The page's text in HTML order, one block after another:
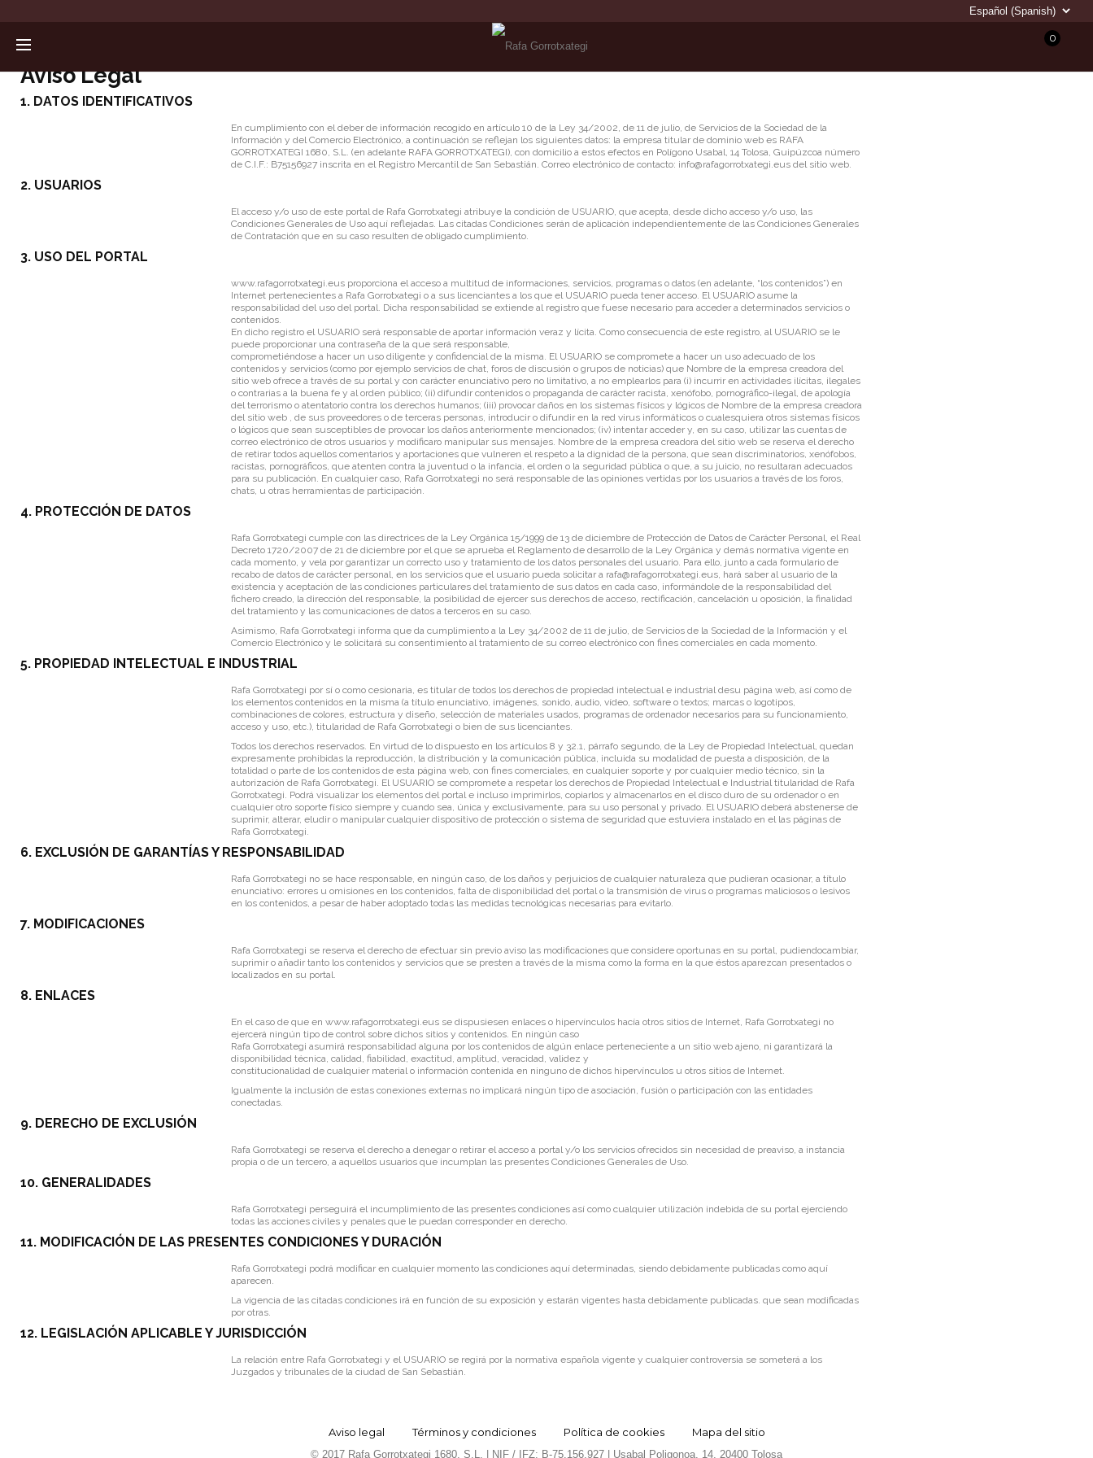
0
Aviso Legal
1. DATOS IDENTIFICATIVOS
En cumplimiento con el deber de información recogido en artículo 10 de la Ley 34/2002, de 11 de julio, de Servicios de la Sociedad de la
Información y del Comercio Electrónico, a continuación se reflejan los siguientes datos: la empresa titular de dominio web es RAFA
GORROTXATEGI 1680, S.L. (en adelante RAFA GORROTXATEGI), con domicilio a estos efectos en Polígono Usabal, 14 Tolosa, Guipúzcoa número
de C.I.F.: B75156927 inscrita en el Registro Mercantil de San Sebastián. Correo electrónico de contacto: info@rafagorrotxategi.eusdel sitio web.
2. USUARIOS
El acceso y/o uso de este portal de Rafa Gorrotxategi atribuye la condición de USUARIO, que acepta, desde dicho acceso y/o uso, las
Condiciones Generales de Uso aquí reflejadas. Las citadas Condiciones serán de aplicación independientemente de las Condiciones Generales
de Contratación que en su caso resulten de obligado cumplimiento.
3. USO DEL PORTAL
www.rafagorrotxategi.eusproporciona el acceso a multitud de informaciones, servicios, programas o datos (en adelante, “los contenidos”) en
Internet pertenecientes a Rafa Gorrotxategi o a sus licenciantes a los que el USUARIO pueda tener acceso. El USUARIO asume la
responsabilidad del uso del portal. Dicha responsabilidad se extiende al registro que fuese necesario para acceder a determinados servicios o
contenidos.
En dicho registro el USUARIO será responsable de aportar información veraz y lícita. Como consecuencia de este registro, al USUARIO se le
puede proporcionar una contraseña de la que será responsable,
comprometiéndose a hacer un uso diligente y confidencial de la misma. El USUARIO se compromete a hacer un uso adecuado de los
contenidos y servicios (como por ejemplo servicios de chat, foros de discusión o grupos de noticias) que Nombre de la empresa creadora del
sitio web ofrece a través de su portal y con carácter enunciativo pero no limitativo, a no emplearlos para (i) incurrir en actividades ilícitas, ilegales
o contrarias a la buena fe y al orden público; (ii) difundir contenidos o propaganda de carácter racista, xenófobo, pornográfico-ilegal, de apología
del terrorismo o atentatorio contra los derechos humanos; (iii) provocar daños en los sistemas físicos y lógicos de Nombre de la empresa creadora
del sitio web , de sus proveedores o de terceras personas, introducir o difundir en la red virus informáticos o cualesquiera otros sistemas físicos
o lógicos que sean susceptibles de provocar los daños anteriormente mencionados; (iv) intentar acceder y, en su caso, utilizar las cuentas de
correo electrónico de otros usuarios y modificaro manipular sus mensajes. Nombre de la empresa creadora del sitio web se reserva el derecho
de retirar todos aquellos comentarios y aportaciones que vulneren el respeto a la dignidad de la persona, que sean discriminatorios, xenófobos,
racistas, pornográficos, que atenten contra la juventud o la infancia, el orden o la seguridad pública o que, a su juicio, no resultaran adecuados
para su publicación. En cualquier caso, Rafa Gorrotxategi no será responsable de las opiniones vertidas por los usuarios a través de los foros,
chats, u otras herramientas de participación.
4. PROTECCIÓN DE DATOS
Rafa Gorrotxategi cumple con las directrices de la Ley Orgánica 15/1999 de 13 de diciembre de Protección de Datos de Carácter Personal, el Real
Decreto 1720/2007 de 21 de diciembre por el que se aprueba el Reglamento de desarrollo de la Ley Orgánica y demás normativa vigente en
cada momento, y vela por garantizar un correcto uso y tratamiento de los datos personales del usuario. Para ello, junto a cada formulario de
recabo de datos de carácter personal, en los servicios que el usuario pueda solicitar a rafa@rafagorrotxategi.eus, hará saber al usuario de la
existencia y aceptación de las condiciones particulares del tratamiento de sus datos en cada caso, informándole de la responsabilidad del
fichero creado, la dirección del responsable, la posibilidad de ejercer sus derechos de acceso, rectificación, cancelación u oposición, la finalidad
del tratamiento y las comunicaciones de datos a terceros en su caso.
Asimismo, Rafa Gorrotxategi informa que da cumplimiento a la Ley 34/2002 de 11 de julio, de Servicios de la Sociedad de la Información y el
Comercio Electrónico y le solicitará su consentimiento al tratamiento de su correo electrónico con fines comerciales en cada momento.
5. PROPIEDAD INTELECTUAL E INDUSTRIAL
Rafa Gorrotxategi por sí o como cesionaria, es titular de todos los derechos de propiedad intelectual e industrial desu página web, así como de
los elementos contenidos en la misma (a título enunciativo, imágenes, sonido, audio, vídeo, software o textos; marcas o logotipos,
combinaciones de colores, estructura y diseño, selección de materiales usados, programas de ordenador necesarios para su funcionamiento,
acceso y uso, etc.), titularidad de Rafa Gorrotxategi o bien de sus licenciantes.
Todos los derechos reservados. En virtud de lo dispuesto en los artículos 8 y 32.1, párrafo segundo, de la Ley de Propiedad Intelectual, quedan
expresamente prohibidas la reproducción, la distribución y la comunicación pública, incluida su modalidad de puesta a disposición, de la
totalidad o parte de los contenidos de esta página web, con fines comerciales, en cualquier soporte y por cualquier medio técnico, sin la
autorización de Rafa Gorrotxategi. El USUARIO se compromete a respetar los derechos de Propiedad Intelectual e Industrial titularidad de Rafa
Gorrotxategi. Podrá visualizar los elementos del portal e incluso imprimirlos, copiarlos y almacenarlos en el disco duro de su ordenador o en
cualquier otro soporte físico siempre y cuando sea, única y exclusivamente, para su uso personal y privado. El USUARIO deberá abstenerse de
suprimir, alterar, eludir o manipular cualquier dispositivo de protección o sistema de seguridad que estuviera instalado en el las páginas de
Rafa Gorrotxategi.
6. EXCLUSIÓN DE GARANTÍAS Y RESPONSABILIDAD
Rafa Gorrotxategi no se hace responsable, en ningún caso, de los daños y perjuicios de cualquier naturaleza que pudieran ocasionar, a título
enunciativo: errores u omisiones en los contenidos, falta de disponibilidad del portal o la transmisión de virus o programas maliciosos o lesivos
en los contenidos, a pesar de haber adoptado todas las medidas tecnológicas necesarias para evitarlo.
7. MODIFICACIONES
Rafa Gorrotxategi se reserva el derecho de efectuar sin previo aviso las modificaciones que considere oportunas en su portal, pudiendocambiar,
suprimir o añadir tanto los contenidos y servicios que se presten a través de la misma como la forma en la que éstos aparezcan presentados o
localizados en su portal.
8. ENLACES
En el caso de que en www.rafagorrotxategi.eusse dispusiesen enlaces o hipervínculos hacía otros sitios de Internet, Rafa Gorrotxategi no
ejercerá ningún tipo de control sobre dichos sitios y contenidos. En ningún caso
Rafa Gorrotxategi asumirá responsabilidad alguna por los contenidos de algún enlace perteneciente a un sitio web ajeno, ni garantizará la
disponibilidad técnica, calidad, fiabilidad, exactitud, amplitud, veracidad, validez y
constitucionalidad de cualquier material o información contenida en ninguno de dichos hipervínculos u otros sitios de Internet.
Igualmente la inclusión de estas conexiones externas no implicará ningún tipo de asociación, fusión o participación con las entidades
conectadas.
9. DERECHO DE EXCLUSIÓN
Rafa Gorrotxategi se reserva el derecho a denegar o retirar el acceso a portal y/o los servicios ofrecidos sin necesidad de preaviso, a instancia
propia o de un tercero, a aquellos usuarios que incumplan las presentes Condiciones Generales de Uso.
10. GENERALIDADES
Rafa Gorrotxategi perseguirá el incumplimiento de las presentes condiciones así como cualquier utilización indebida de su portal ejerciendo
todas las acciones civiles y penales que le puedan corresponder en derecho.
11. MODIFICACIÓN DE LAS PRESENTES CONDICIONES Y DURACIÓN
Rafa Gorrotxategi podrá modificar en cualquier momento las condiciones aquí determinadas, siendo debidamente publicadas como aquí
aparecen.
La vigencia de las citadas condiciones irá en función de su exposición y estarán vigentes hasta debidamente publicadas. que sean modificadas
por otras.
12. LEGISLACIÓN APLICABLE Y JURISDICCIÓN
La relación entre Rafa Gorrotxategi y el USUARIO se regirá por la normativa española vigente y cualquier controversia se someterá a los
Juzgados y tribunales de la ciudad de San Sebastián.
Aviso legal Términos y condiciones Política de cookies Mapa del sitio
© 2017 Rafa Gorrotxategi 1680, S.L. | NIF / IFZ: B-75.156.927 | Usabal Poligonoa, 14, 20400 Tolosa